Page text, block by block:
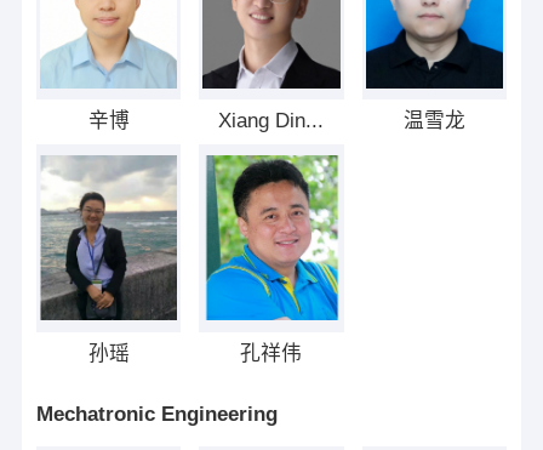
辛博 Xiang Din... 温雪龙
孙瑶 孔祥伟
Mechatronic Engineering